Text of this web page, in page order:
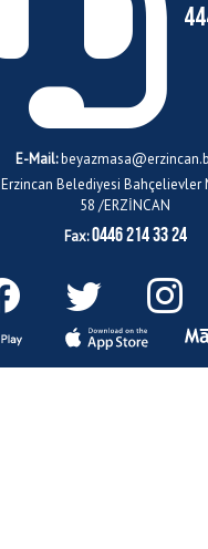
E-Mail:
Erzincan Belediyesi Bahçelievler
58 /ERZİNCAN
Fax:0446 214 33 24